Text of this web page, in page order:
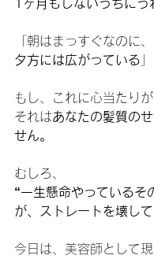
1ヶ月もしないうちにう
「朝はまっすぐなのに、
夕方には広がっている
もし、これに心当たり
それはあなたの髪質の
せん。
むしろ、
“一生懸命やっているそ
が、ストレートを壊して
今日は、美容師として